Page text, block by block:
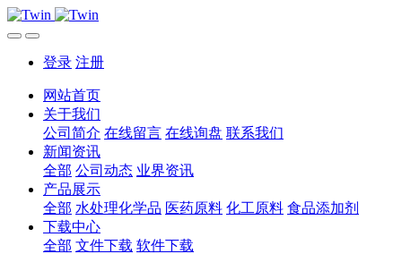
登录 注册
网站首页
关于我们
公司简介 在线留言 在线询盘 联系我们
新闻资讯
全部 公司动态 业界资讯
产品展示
全部 水处理化学品 医药原料 化工原料 食品添加剂
下载中心
全部 文件下载 软件下载